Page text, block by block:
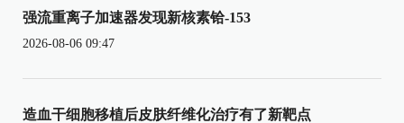
强流重离子加速器发现新核素铪-153
2026-08-06 09:47
造血干细胞移植后皮肤纤维化治疗有了新靶点